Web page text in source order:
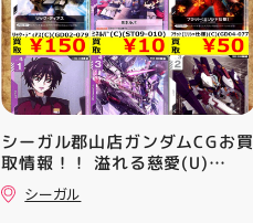
一同、心よりお待ちしておりま
す お祭りBBQビアガーデン ア
ティ郡山屋台村
━━━━━━━━━━━━━━
━ ご予約・詳細はプロフィール
━━━━━━━━━━━━━━
━ #アティ郡山 #郡山 #郡山グ
ルメ #郡山BBQ #ビアガーデン
#お祭りBBQ #屋台グルメ #手
シーガル郡山店ガンダムCGお買
取情報！！ 溢れる慈愛(U)
(GD01-118) ￥30 覚悟の表れ
(U)(GD01-100) ￥30 ﾌﾗｯﾄ(ﾐﾘ
シーガル